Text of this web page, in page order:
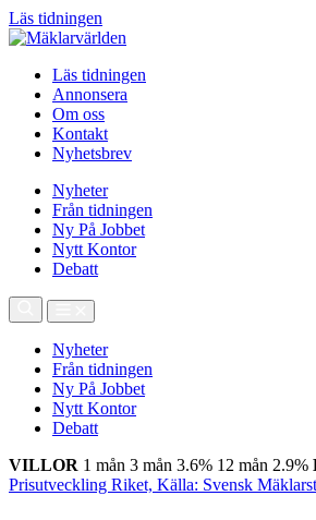
Läs tidningen
Läs tidningen
Annonsera
Om oss
Kontakt
Nyhetsbrev
Nyheter
Från tidningen
Ny På Jobbet
Nytt Kontor
Debatt
Nyheter
Från tidningen
Ny På Jobbet
Nytt Kontor
Debatt
VILLOR 1 mån 3 mån 3.6% 12 mån 2.9%
Prisutveckling Riket, Källa: Svensk